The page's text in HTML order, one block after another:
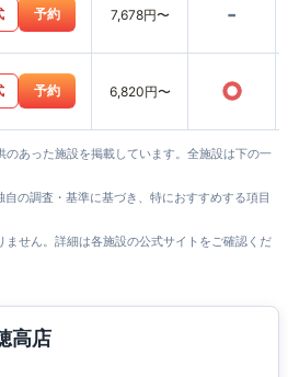
予約 7,678円〜 -
予約 6,820円〜 ○
あった施設を掲載しています。全施設は下の一
の調査・基準に基づき、特におすすめする項目
せん。詳細は各施設の公式サイトをご確認くだ
高店